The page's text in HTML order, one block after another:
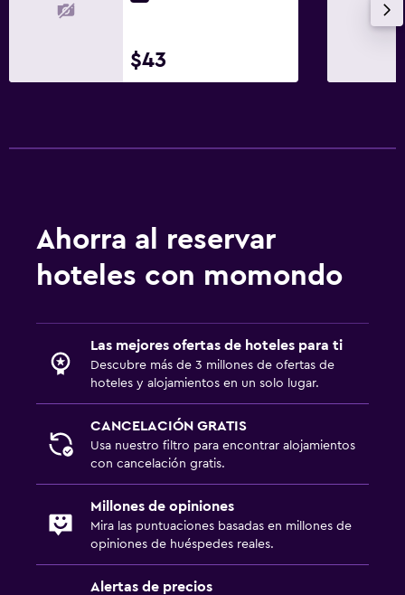
$43
Ahorra al reservar
hoteles con momondo
Las mejores ofertas de hoteles para ti
Descubre más de 3 millones de ofertas de
hoteles y alojamientos en un solo lugar.
CANCELACIÓN GRATIS
Usa nuestro filtro para encontrar alojamientos
con cancelación gratis.
Millones de opiniones
Mira las puntuaciones basadas en millones de
opiniones de huéspedes reales.
Alertas de precios